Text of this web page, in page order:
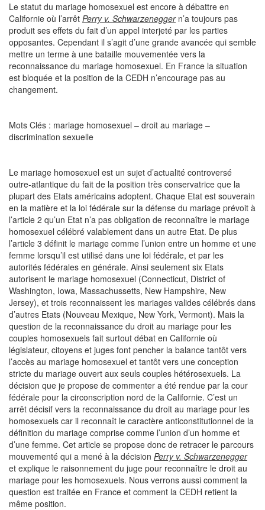
Le statut du mariage homosexuel est encore à débattre en
Californie où l’arrêt Perry v. Schwarzeneggern’a toujours pas
produit ses effets du fait d’un appel interjeté par les parties
opposantes. Cependant il s’agit d’une grande avancée qui semble
mettre un terme à une bataille mouvementée vers la
reconnaissance du mariage homosexuel. En France la situation
est bloquée et la position de la CEDH n’encourage pas au
changement.
Mots Clés : mariage homosexuel – droit au mariage –
discrimination sexuelle
Le mariage homosexuel est un sujet d’actualité controversé
outre-atlantique du fait de la position très conservatrice que la
plupart des Etats américains adoptent. Chaque Etat est souverain
en la matière et la loi fédérale sur la défense du mariage prévoit à
l’article 2 qu’un Etat n’a pas obligation de reconnaître le mariage
homosexuel célébré valablement dans un autre Etat. De plus
l’article 3 définit le mariage comme l’union entre un homme et une
femme lorsqu’il est utilisé dans une loi fédérale, et par les
autorités fédérales en générale. Ainsi seulement six Etats
autorisent le mariage homosexuel (Connecticut, District of
Washington, Iowa, Massachussetts, New Hampshire, New
Jersey), et trois reconnaissent les mariages valides célébrés dans
d’autres Etats (Nouveau Mexique, New York, Vermont). Mais la
question de la reconnaissance du droit au mariage pour les
couples homosexuels fait surtout débat en Californie où
législateur, citoyens et juges font pencher la balance tantôt vers
l’accès au mariage homosexuel et tantôt vers une conception
stricte du mariage ouvert aux seuls couples hétérosexuels. La
décision que je propose de commenter a été rendue par la cour
fédérale pour la circonscription nord de la Californie. C’est un
arrêt décisif vers la reconnaissance du droit au mariage pour les
homosexuels car il reconnaît le caractère anticonstitutionnel de la
définition du mariage comprise comme l’union d’un homme et
d’une femme. Cet article se propose donc de retracer le parcours
mouvementé qui a mené à la décision Perry v. Schwarzenegger
et explique le raisonnement du juge pour reconnaître le droit au
mariage pour les homosexuels. Nous verrons aussi comment la
question est traitée en France et comment la CEDH retient la
même position.